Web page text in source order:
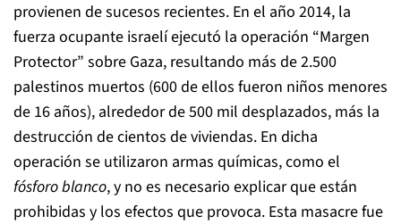
provienen de sucesos recientes. En el año 2014, la
fuerza ocupante israelí ejecutó la operación “Margen
Protector” sobre Gaza, resultando más de 2.500
palestinos muertos (600 de ellos fueron niños menores
de 16 años), alrededor de 500 mil desplazados, más la
destrucción de cientos de viviendas. En dicha
operación se utilizaron armas químicas, como el
fósforo blanco, y no es necesario explicar que están
prohibidas y los efectos que provoca. Esta masacre fue